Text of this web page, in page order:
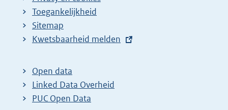
Toegankelijkheid
Sitemap
E
t
e
r
Kwetsbaarheid melden
Open data
Linked Data Overheid
PUC Open Data